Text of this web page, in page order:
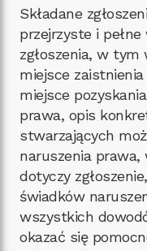
Składane
przejrzyste i
zgłoszenia, w tym
miejsce
miejsce
prawa, opis
stwarzających
naruszenia
dotyczy
świadków
wszystkich
okazać się